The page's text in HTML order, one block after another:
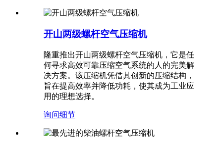
开山两级螺杆空气压缩机
隆重推出开山两级螺杆空气压缩机，它是任
何寻求高效可靠压缩空气系统的人的完美解
决方案。该压缩机凭借其创新的压缩结构，
旨在提高效率并降低功耗，使其成为工业应
用的理想选择。
询问细节